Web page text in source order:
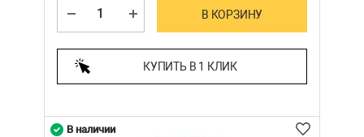
В КОРЗИНУ
КУПИТЬ В 1 КЛИК
В наличии